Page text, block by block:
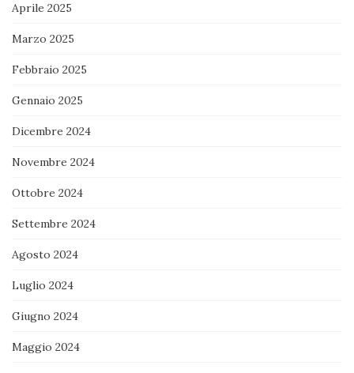
Aprile 2025
Marzo 2025
Febbraio 2025
Gennaio 2025
Dicembre 2024
Novembre 2024
Ottobre 2024
Settembre 2024
Agosto 2024
Luglio 2024
Giugno 2024
Maggio 2024